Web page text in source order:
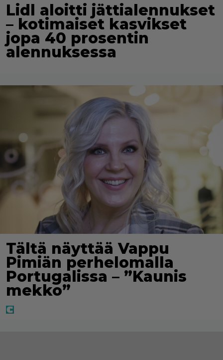
Lidl aloitti jättialennukset
– kotimaiset kasvikset
jopa 40 prosentin
alennuksessa
Tältä näyttää Vappu
Pimiän perhelomalla
Portugalissa – ”Kaunis
mekko”